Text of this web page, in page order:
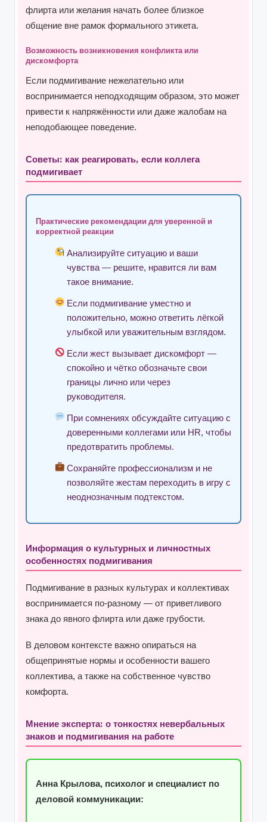
флирта или желания начать более близкое
общение вне рамок формального этикета.
Возможность возникновения конфликта или
дискомфорта
Если подмигивание нежелательно или
воспринимается неподходящим образом, это может
привести к напряжённости или даже жалобам на
неподобающее поведение.
Советы: как реагировать, если коллега
подмигивает
Практические рекомендации для уверенной и
корректной реакции
Анализируйте ситуацию и ваши
чувства — решите, нравится ли вам
такое внимание.
Если подмигивание уместно и
положительно, можно ответить лёгкой
улыбкой или уважительным взглядом.
Если жест вызывает дискомфорт —
спокойно и чётко обозначьте свои
границы лично или через
руководителя.
При сомнениях обсуждайте ситуацию с
доверенными коллегами или HR, чтобы
предотвратить проблемы.
Сохраняйте профессионализм и не
позволяйте жестам переходить в игру с
неоднозначным подтекстом.
Информация о культурных и личностных
особенностях подмигивания
Подмигивание в разных культурах и коллективах
воспринимается по-разному — от приветливого
знака до явного флирта или даже грубости.
В деловом контексте важно опираться на
общепринятые нормы и особенности вашего
коллектива, а также на собственное чувство
комфорта.
Мнение эксперта: о тонкостях невербальных
знаков и подмигивания на работе
Анна Крылова, психолог и специалист по
деловой коммуникации: